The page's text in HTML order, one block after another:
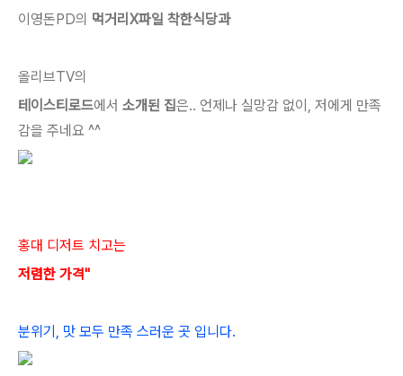
이영돈PD의 먹거리X파일 착한식당과
올리브TV의
테이스티로드에서 소개된 집은.. 언제나 실망감 없이, 저에게 만족
감을 주네요 ^^
홍대 디저트 치고는
저렴한 가격"
분위기, 맛 모두 만족 스러운 곳 입니다.